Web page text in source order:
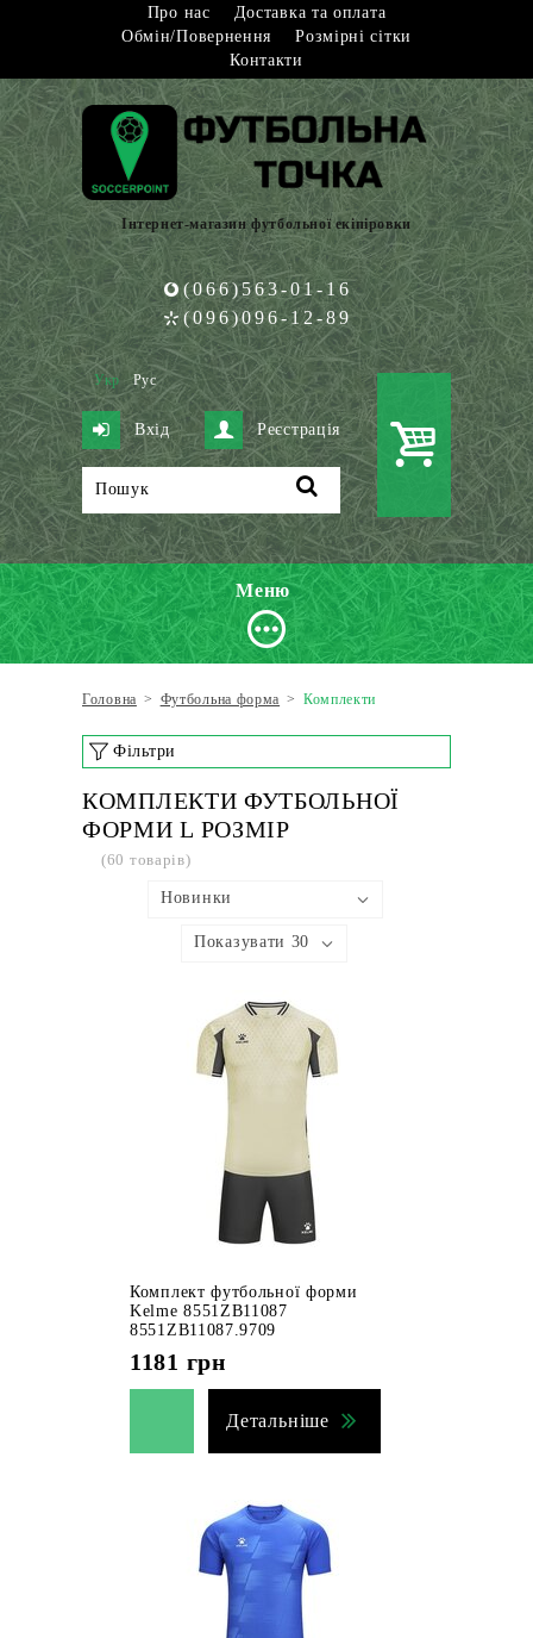
Про нас
Доставка та оплата
Обмін/Повернення
Розмірні сітки
Контакти
Інтернет-магазин футбольної екіпіровки
(066)563-01-16
(096)096-12-89
Укр Рус
Вхід Реєстрація
Меню
Головна > Футбольна форма > Комплекти
Фільтри
КОМПЛЕКТИ ФУТБОЛЬНОЇ
ФОРМИ L РОЗМІР
(60 товарів)
Новинки
Показувати 30
Комплект футбольної форми
Kelme 8551ZB11087
8551ZB11087.9709
1181 грн
Детальніше